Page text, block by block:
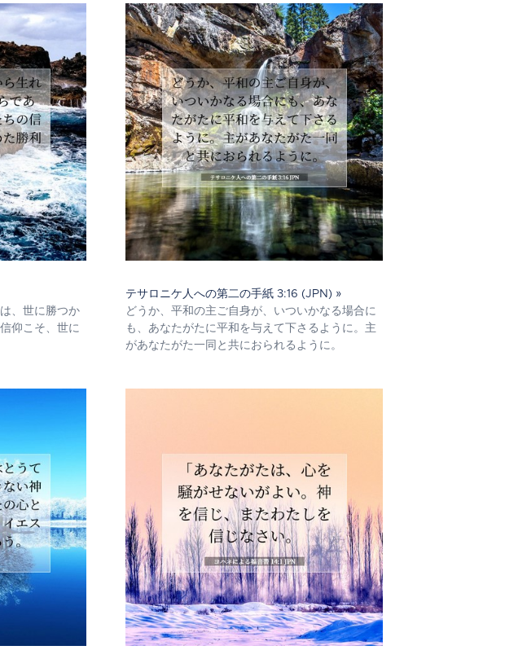
、世に勝つか
仰こそ、世に
テサロニケ人への第二の手紙 3:16 (JPN) »
どうか、平和の主ご自身が、いついかなる場合に
も、あなたがたに平和を与えて下さるように。主
があなたがた一同と共におられるように。